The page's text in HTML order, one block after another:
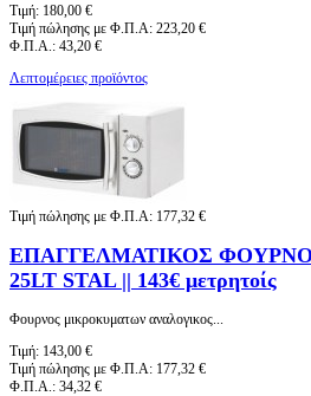
Τιμή: 180,00 €
Τιμή πώλησης με Φ.Π.Α: 223,20 €
Φ.Π.Α.: 43,20 €
Λεπτομέρειες προϊόντος
Τιμή πώλησης με Φ.Π.Α: 177,32 €
ΕΠΑΓΓΕΛΜΑΤΙΚΟΣ
25LT STAL || 143€ μετρητοίς
Φουρνος μικροκυματων αναλογικος...
Τιμή: 143,00 €
Τιμή πώλησης με Φ.Π.Α: 177,32 €
Φ.Π.Α.: 34,32 €